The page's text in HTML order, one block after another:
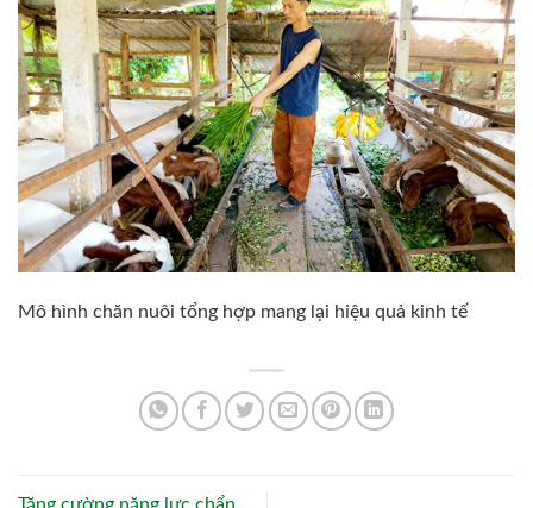
Mô hình chăn nuôi tổng hợp mang lại hiệu quả kinh tế
Tăng cường năng lực chẩn